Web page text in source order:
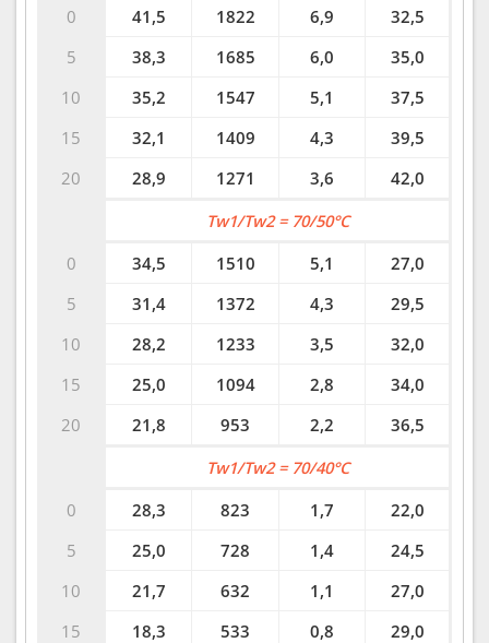
0
5
10
15
20
41,5
1822 6,9
32,5
38,3
1685 6,0
35,0
35,2
1547 5,1
37,5
32,1
1409 4,3
39,5
28,9
1271 3,6 42,0
0
5
10
15
20
Tw1/Tw2 = 70/50°C
34,5
1510 5,1
27,0
31,4
1372 4,3
29,5
28,2
1233 3,5
32,0
25,0
1094 2,8
34,0
21,8
953 2,2 36,5
0
5
10
15
Tw1/Tw2 = 70/40°C
28,3
823 1,7
22,0
25,0
728 1,4
24,5
21,7
632 1,1
27,0
18,3
533 0,8
29,0